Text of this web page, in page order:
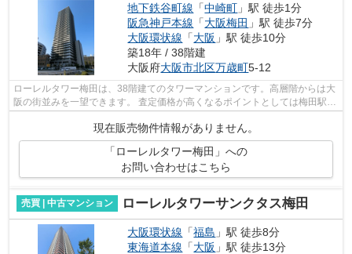
地下鉄谷町線 「中崎町 」駅 徒歩1分
阪急神戸本線 「大阪梅田 」駅 徒歩7分
大阪環状線 「大阪 」駅 徒歩10分
築18年 / 38階建
大阪府大阪市北区万歳町5-12
ローレルタワー梅田は、38階建てのタワーマンションです。高層階からは大
阪の街並みを一望できます。 査定価格が高くなるポイントとしては梅田駅や
現在販売物件情報がありません。
「ローレルタワー梅田」への
お問い合わせはこちら
売買 | 中古マンション ローレルタワーサンクタス梅田
大阪環状線 「福島 」駅 徒歩8分
東海道本線 「大阪 」駅 徒歩13分